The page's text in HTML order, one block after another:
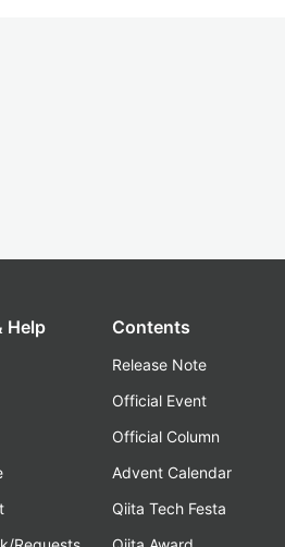
Help Contents
Release Note
Official Event
Official Column
Advent Calendar
Qiita Tech Festa